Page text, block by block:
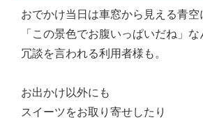
おでかけ当日は車窓から見える青空
「この景色でお腹いっぱいだね」な
冗談を言われる利用者様も。
お出かけ以外にも
スイーツをお取り寄せしたり